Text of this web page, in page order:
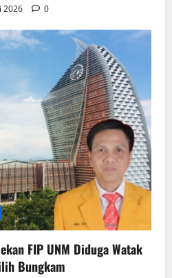
2026 0
FIP UNM Diduga Watak
Bungkam